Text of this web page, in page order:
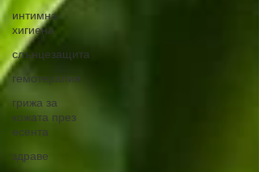
интимна
хигиена
слънцезащита
гемотерапия
грижа за
кожата през
есента
здраве